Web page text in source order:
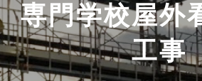
専門学校屋外
工事